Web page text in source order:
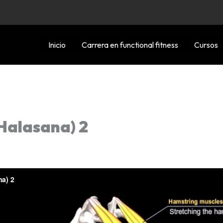
Inicio
Carrera en functional fitness Cursos
2